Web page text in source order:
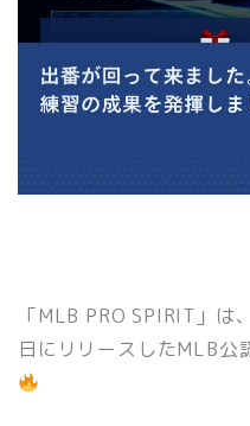
「MLB PRO SPIRIT」
日にリリースしたMLB公